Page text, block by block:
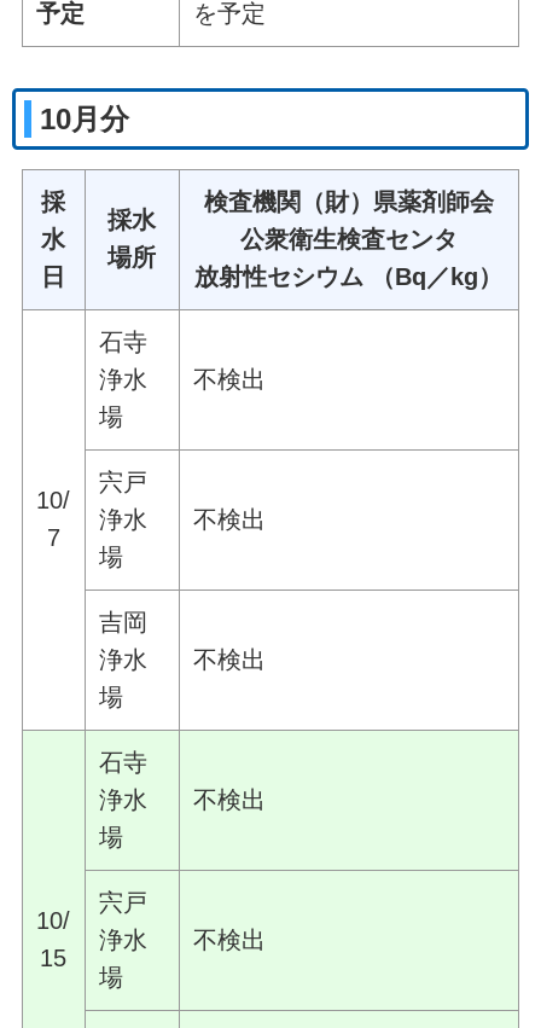
予定
を予定
10月分
採
水
日
採水
場所
検査機関（財）県薬剤師会
公衆衛生検査センタ
放射性セシウム （Bq／kg）
10/
7
石寺
浄水
場
不検出
宍戸
浄水
場
不検出
吉岡
浄水
場
不検出
10/
15
石寺
浄水
場
不検出
宍戸
浄水
場
不検出